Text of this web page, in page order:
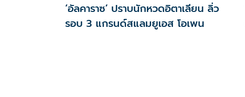
’อัลคาราซ’ ปราบนักหวดอิตาเลียน ลิ่ว
รอบ 3 แกรนด์สแลมยูเอส โอเพน